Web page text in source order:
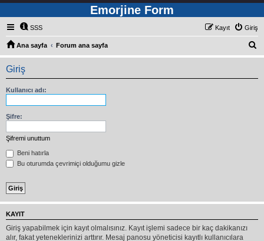
Emorjine Form
SSS Giriş
Kayıt
Ana sayfa Forum ana sayfa
r
Giriş
Kullanıcı adı:
Şifre:
Şifremi unuttum
Beni hatırla
Bu oturumda çevrimiçi olduğumu gizle
KAYIT
Giriş yapabilmek için kayıt olmalısınız. Kayıt işlemi sadece bir kaç dakikanızı
alır, fakat yeteneklerinizi arttırır. Mesaj panosu yöneticisi kayıtlı kullanıcılara